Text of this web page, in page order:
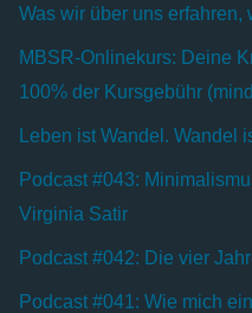
Was wir über uns erfahren,
MBSR-Onlinekurs: Deine
100% der Kursgebühr
Leben ist Wandel. Wandel
Podcast #043:
Virginia Satir
Podcast #042: Die vier
Podcast #041: Wie mich